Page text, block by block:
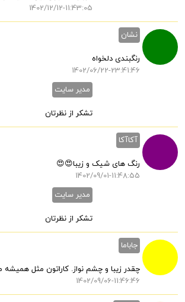
1402/12/12-11:43:05
نشان
رنگبندی دلخواه
1402/06/22-23:41:46
مدیر سایت
تشکر از نظرتان
آکاآکا
رنگ های شیک و زیبا😍😍
1402/09/01-11:48:55
مدیر سایت
تشکر از نظرتان
جاباما
چقدر زیبا و چشم نواز. کاراتون مثل
1402/09/06-11:46:46